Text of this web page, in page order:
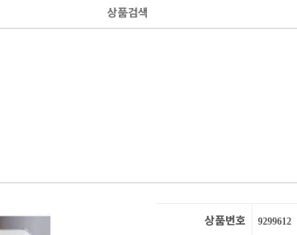
상품번호 9299612